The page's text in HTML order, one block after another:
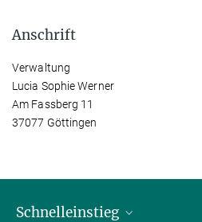
Anschrift
Verwaltung
Lucia Sophie Werner
Am Fassberg 11
37077 Göttingen
Schnelleinstieg